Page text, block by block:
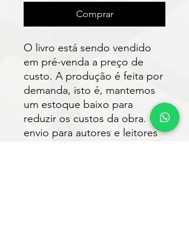
Comprar
O livro está sendo vendido
em pré-venda a preço de
custo. A produção é feita por
demanda, isto é, mantemos
um estoque baixo para
reduzir os custos da obra. O
envio para autores e leitores